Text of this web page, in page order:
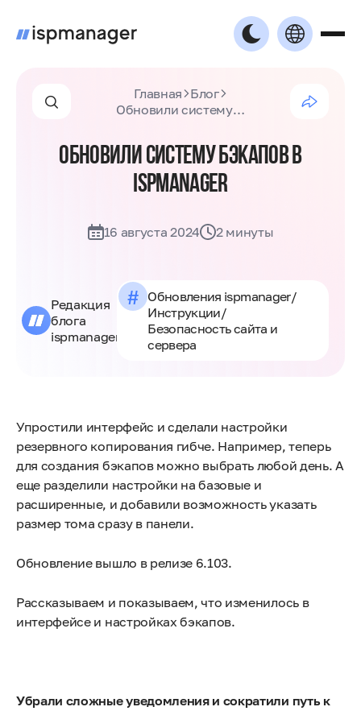
Главная Блог
Обновили систему бэкапов в ispmanager
ОБНОВИЛИ СИСТЕМУ БЭКАПОВ В
ISPMANAGER
16 августа 2024 2 минуты
Редакция
блога
ispmanager
# Обновления ispmanager/
Инструкции/
Безопасность сайта и
сервера
Упростили интерфейс и сделали настройки
резервного копирования гибче. Например, теперь
для создания бэкапов можно выбрать любой день. А
еще разделили настройки на базовые и
расширенные, и добавили возможность указать
размер тома сразу в панели.
Обновление вышло в релизе 6.103.
Рассказываем и показываем, что изменилось в
интерфейсе и настройках бэкапов.
Убрали сложные уведомления и сократили путь к